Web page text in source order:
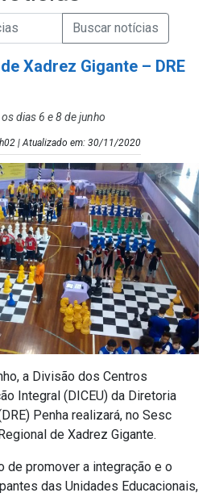
de Notícias
informaçõesEnviar a Busca de Notícias
Xadrez Gigante – DRE
dias 6 e 8 de junho
| Atualizado em: 30/11/2020
a Divisão dos Centros
Integral (DICEU) da Diretoria
Penha realizará, no Sesc
de Xadrez Gigante.
de promover a integração e o
das Unidades Educacionais,